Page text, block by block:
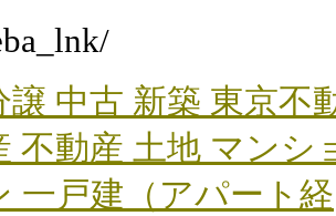
譲 中古 新築 東京不
不動産 土地 マンシ
一戸建（アパート経